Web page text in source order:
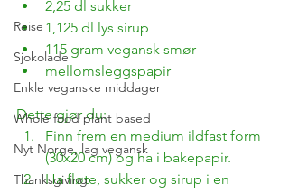
Reise
Sjokolade
Enkle veganske middager
Whole food plant based
Nyt Norge, lag vegansk
Thanksgiving
2,25 dl sukker
1,125 dl lys sirup
115 gram vegansk smør
mellomsleggspapir
Dette gjør du:
Finn frem en medium ildfast form
(30x20 cm) og ha i bakepapir.
Ha fløte, sukker og sirup i en